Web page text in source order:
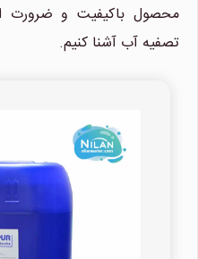
محصول باکیفیت و ضرورت
تصفیه آب آشنا کنیم.